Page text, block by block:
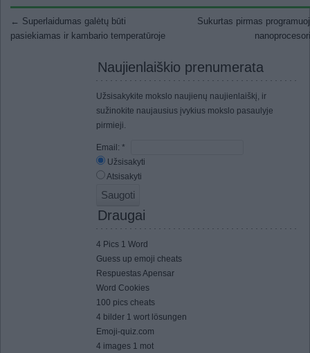
Post navigation
← Superlaidumas galėtų būti
pasiekiamas ir kambario temperatūroje
Sukurtas pirmas
Naujienlaiškio prenumerata
Užsisakykite mokslo naujienų naujienlaiškį, ir
sužinokite naujausius įvykius mokslo pasaulyje
pirmieji.
Email: *
Užsisakyti
Atsisakyti
Draugai
4 Pics 1 Word
Guess up emoji cheats
Respuestas Apensar
Word Cookies
100 pics cheats
4 bilder 1 wort lösungen
Emoji-quiz.com
4 images 1 mot